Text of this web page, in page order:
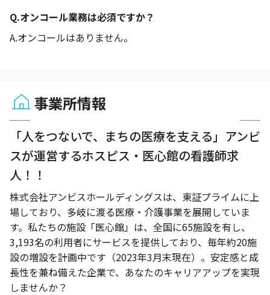
Q.オンコール業務は必須ですか？
A.オンコールはありません。
事業所情報
「人をつないで、まちの医療を支える」アンビ
スが運営するホスピス・医心館の看護師求
人！！
株式会社アンビスホールディングスは、東証プライムに上
場しており、多岐に渡る医療・介護事業を展開していま
す。私たちの施設「医心館」は、全国に65施設を有し、
3,193名の利用者にサービスを提供しており、毎年約20施
設の増設を計画中です（2023年3月末現在）。安定感と成
長性を兼ね備えた企業で、あなたのキャリアアップを実現
しませんか？